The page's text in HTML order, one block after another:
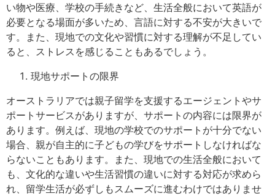
い物や医療、学校の手続きなど、生活全般において英語が
必要となる場面が多いため、言語に対する不安が大きいで
す。また、現地での文化や習慣に対する理解が不足してい
ると、ストレスを感じることもあるでしょう。
現地サポートの限界
オーストラリアでは親子留学を支援するエージェントやサ
ポートサービスがありますが、サポートの内容には限界が
あります。例えば、現地の学校でのサポートが十分でない
場合、親が自主的に子どもの学びをサポートしなければな
らないこともあります。また、現地での生活全般において
も、文化的な違いや生活習慣の違いに対する対応が求めら
れ、留学生活が必ずしもスムーズに進むわけではありませ